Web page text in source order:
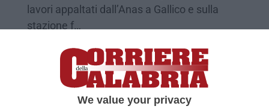
We value your privacy
lavori appaltati dall’Anas a Gallico e sulla
stazione f…